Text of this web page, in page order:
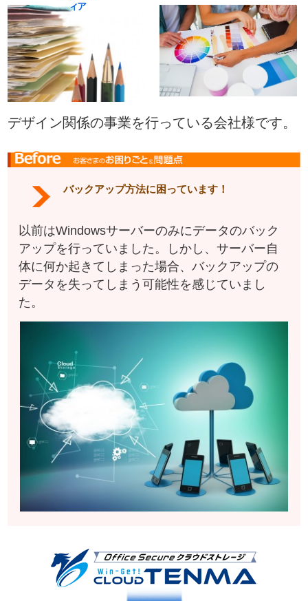
ィア
デザイン関係の事業を行っている会社様です。
バックアップ方法に困っています！
以前はWindowsサーバーのみにデータのバック
アップを行っていました。しかし、サーバー自
体に何か起きてしまった場合、バックアップの
データを失ってしまう可能性を感じていまし
た。